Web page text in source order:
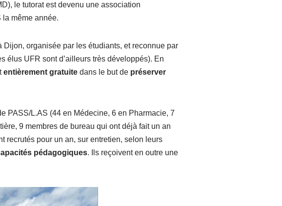
le tutorat est devenu une association
même année.
organisée par les étudiants, et reconnue par
élus UFR sont d’ailleurs très développés). En
entièrement gratuite dans le but de préserver
PASS/L.AS (44 en Médecine, 6 en Pharmacie, 7
9 membres de bureau qui ont déjà fait un an
recrutés pour un an, sur entretien, selon leurs
pédagogiques. Ils reçoivent en outre une